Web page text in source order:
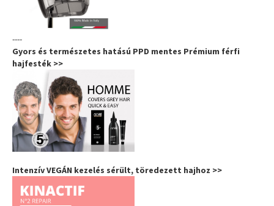
----
Gyors és természetes hatású PPD mentes Prémium férfi
hajfesték >>
Intenzív VEGÁN kezelés sérült, töredezett hajhoz >>